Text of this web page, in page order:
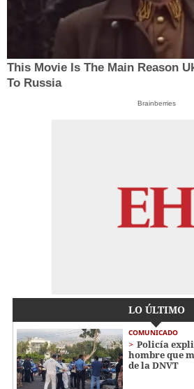
This Movie Is The Main Reason
To Russia
Brainberries
LO ÚLTIMO
COMUNICADO
Policía
hombre que
de la DNVT